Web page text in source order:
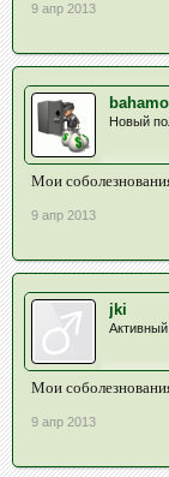
9 апр 2013
Новый
Мои
9 апр 2013
jki
Мои
9 апр 2013